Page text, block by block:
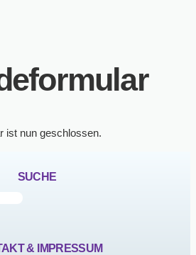
ist nun geschlossen.
SUCHE
& IMPRESSUM